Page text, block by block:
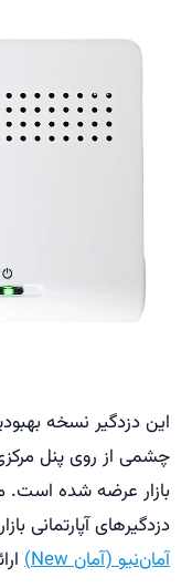
دزدگیرهای آپارتمانی
آمان‌نیو (آمان New)